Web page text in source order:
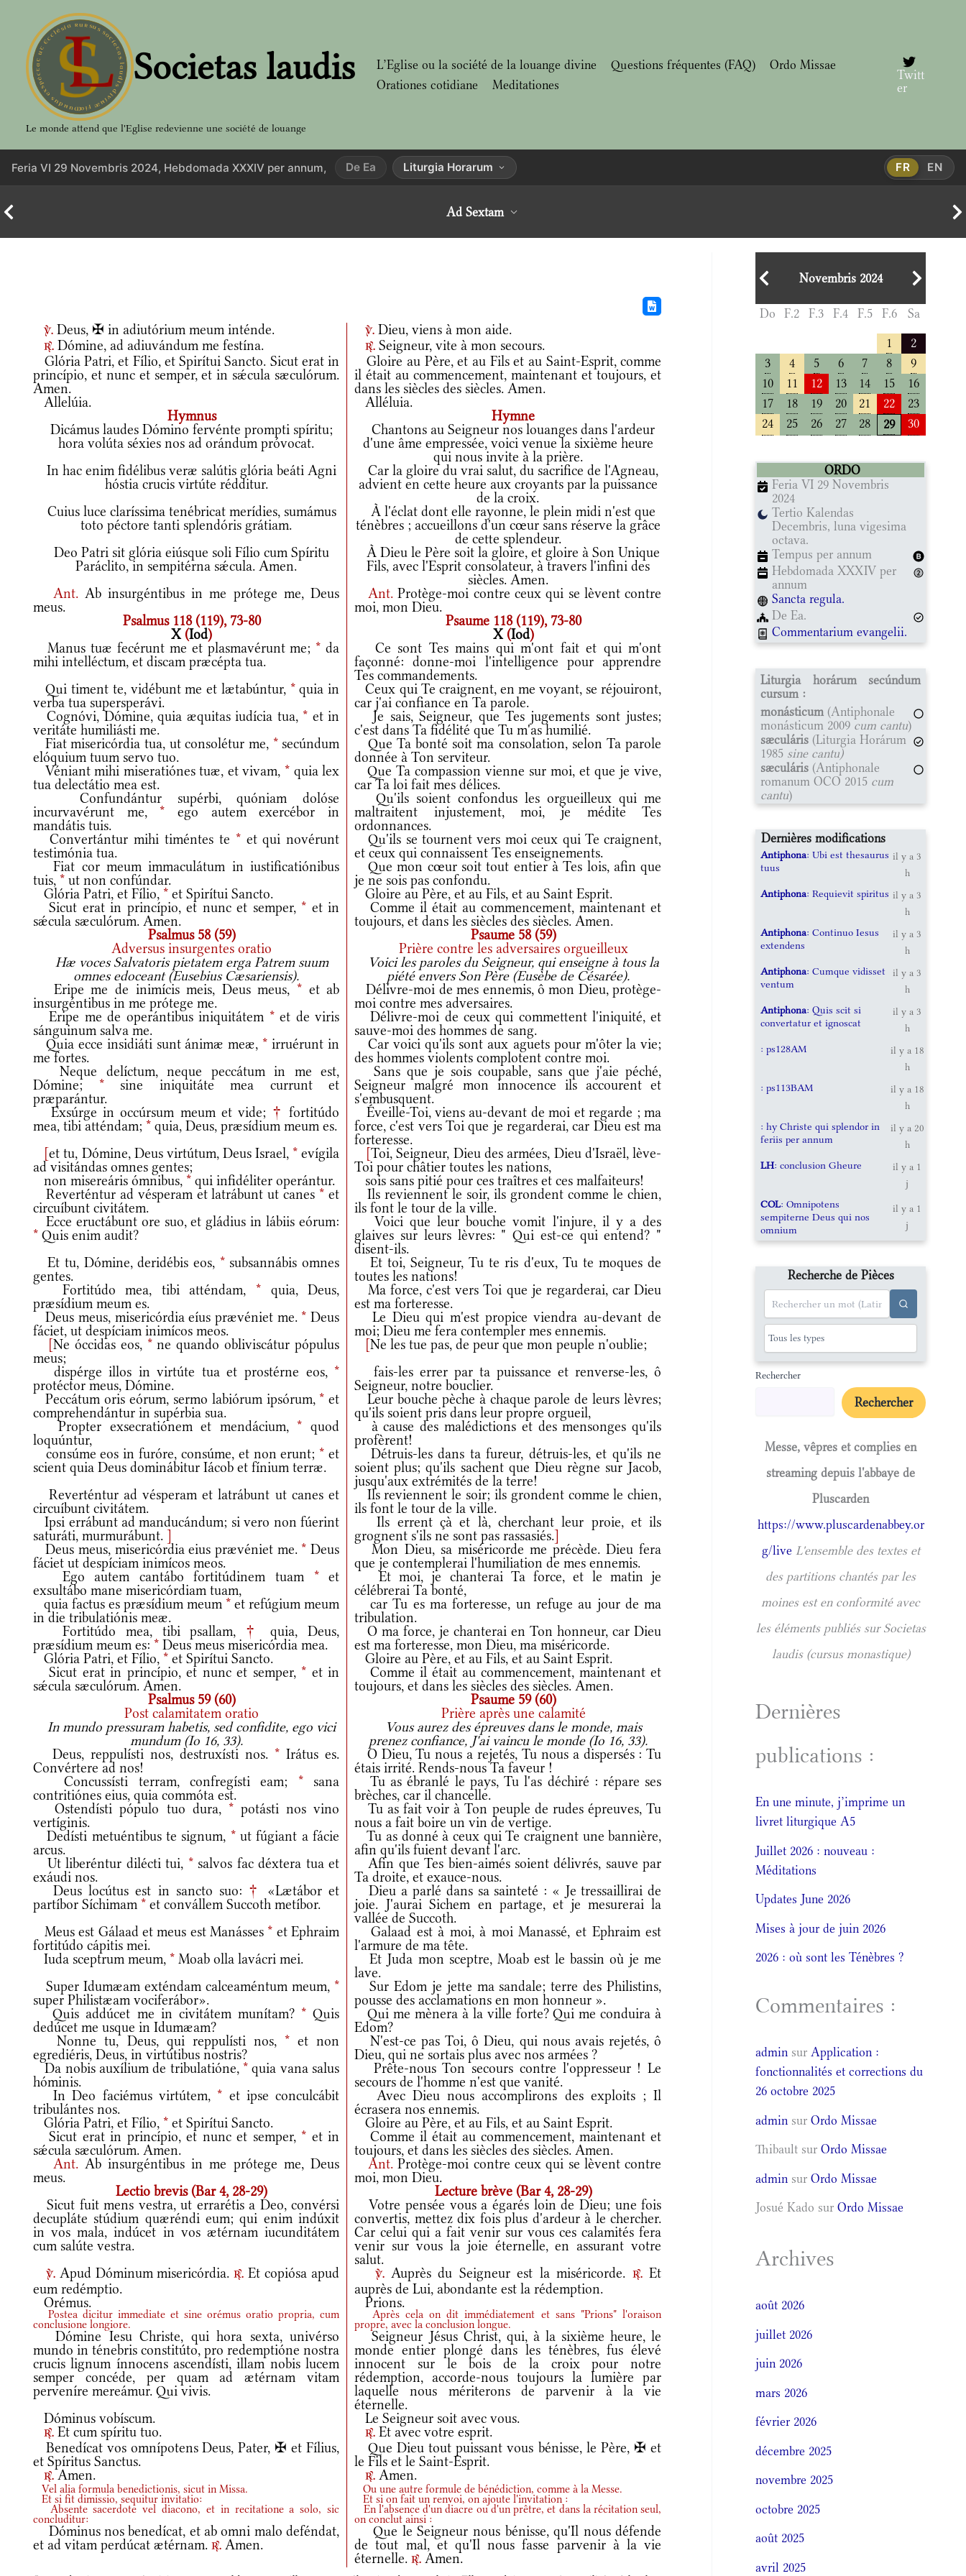
contenu
Societas laudis
Le monde attend que l'Eglise redevienne une société de louange
L’Eglise ou la société de la louange divine Questions fréquentes (FAQ)
Ordo Missae
Orationes cotidiane
Meditationes
Twitt
er
Feria VI 29 Novembris 2024, Hebdomada XXXIV per annum, De Ea Liturgia Horarum FR EN
Ad Sextam
v. Deus, ✠ in adiutórium meum inténde. v. Dieu, viens à mon aide.
r. Dómine, ad adiuvándum me festína. r. Seigneur, vite à mon secours.
Glória Patri, et Fílio, et Spirítui Sancto. Sicut erat in
princípio, et nunc et semper, et in sǽcula sæculórum.
Amen.
Gloire au Père, et au Fils et au Saint-Esprit, comme
il était au commencement, maintenant et toujours, et
dans les siècles des siècles. Amen.
Allelúia.
Alléluia.
Hymnus
Hymne
Dicámus laudes Dómino fervénte prompti spíritu;
hora volúta séxies nos ad orándum próvocat.
Chantons au Seigneur nos louanges dans l'ardeur
d'une âme empressée, voici venue la sixième heure
qui nous invite à la prière.
In hac enim fidélibus veræ salútis glória beáti Agni
hóstia crucis virtúte rédditur.
Car la gloire du vrai salut, du sacrifice de l'Agneau,
advient en cette heure aux croyants par la puissance
de la croix.
Cuius luce claríssima tenébricat merídies, sumámus
toto péctore tanti splendóris grátiam.
À l'éclat dont elle rayonne, le plein midi n'est que
ténèbres ; accueillons d'un cœur sans réserve la grâce
de cette splendeur.
Deo Patri sit glória eiúsque soli Fílio cum Spíritu
Paráclito, in sempitérna sǽcula. Amen.
À Dieu le Père soit la gloire, et gloire à Son Unique
Fils, avec l'Esprit consolateur, à travers l'infini des
siècles. Amen.
Ant. Ab insurgéntibus in me prótege me, Deus
meus.
Ant.Protège-moi contre ceux qui se lèvent contre
moi, mon Dieu.
Psalmus 118 (119), 73-80
Psaume 118 (119), 73-80
X(Iod) X(Iod)
Manus tuæ fecérunt me et plasmavérunt me; * da
mihi intelléctum, et discam præcépta tua.
Ce sont Tes mains qui m'ont fait et qui m'ont
façonné: donne-moi l'intelligence pour apprendre
Tes commandements.
Qui timent te, vidébunt me et lætabúntur, *quia in
verba tua supersperávi.
Ceux qui Te craignent, en me voyant, se réjouiront,
car j'ai confiance en Ta parole.
Cognóvi, Dómine, quia æquitas iudícia tua, * et in
veritáte humiliásti me.
Je sais, Seigneur, que Tes jugements sont justes;
c'est dans Ta fidélité que Tu m'as humilié.
Fiat misericórdia tua, ut consolétur me, *secúndum
elóquium tuum servo tuo.
Que Ta bonté soit ma consolation, selon Ta parole
donnée à Ton serviteur.
Véniant mihi miseratiónes tuæ, et vivam, * quia lex
tua delectátio mea est.
Que Ta compassion vienne sur moi, et que je vive,
car Ta loi fait mes délices.
Confundántur supérbi, quóniam dolóse
incurvavérunt me, * ego autem exercébor in
mandátis tuis.
Qu'ils soient confondus les orgueilleux qui me
maltraitent injustement, moi, je médite Tes
ordonnances.
Convertántur mihi timéntes te *et qui novérunt
testimónia tua.
Qu'ils se tournent vers moi ceux qui Te craignent,
et ceux qui connaissent Tes enseignements.
Fiat cor meum immaculátum in iustificatiónibus
tuis, * ut non confúndar.
Que mon cœur soit tout entier à Tes lois, afin que
je ne sois pas confondu.
Glória Patri, et Fílio, * et Spirítui Sancto.
Gloire au Père, et au Fils, et au Saint Esprit.
Sicut erat in princípio, et nunc et semper, * et in
sǽcula sæculórum. Amen.
Comme il était au commencement, maintenant et
toujours, et dans les siècles des siècles. Amen.
Psalmus 58 (59)
Psaume 58 (59)
Adversus insurgentes oratio
Prière contre les adversaires orgueilleux
Hæ voces Salvatoris pietatem erga Patrem suum
omnes edoceant (Eusebius Cæsariensis).
Voici les paroles du Seigneur, qui enseigne à tous la
piété envers Son Père (Eusèbe de Césarée).
Eripe me de inimícis meis, Deus meus, *et ab
insurgéntibus in me prótege me.
Délivre-moi de mes ennemis, ô mon Dieu, protège-
moi contre mes adversaires.
Eripe me de operántibus iniquitátem *et de viris
sánguinum salva me.
Délivre-moi de ceux qui commettent l'iniquité, et
sauve-moi des hommes de sang.
Quia ecce insidiáti sunt ánimæ meæ, * irruérunt in
me fortes.
Car voici qu'ils sont aux aguets pour m'ôter la vie;
des hommes violents complotent contre moi.
Neque delíctum, neque peccátum in me est,
Dómine; *sine iniquitáte mea currunt et
præparántur.
Sans que je sois coupable, sans que j'aie péché,
Seigneur malgré mon innocence ils accourent et
s'embusquent.
Exsúrge in occúrsum meum et vide; † fortitúdo
mea, tibi atténdam; * quia, Deus, præsídium meum es.
Éveille-Toi, viens au-devant de moi et regarde ; ma
force, c'est vers Toi que je regarderai, car Dieu est ma
forteresse.
[et tu, Dómine, Deus virtútum, Deus Israel, * evígila
ad visitándas omnes gentes;
[Toi, Seigneur, Dieu des armées, Dieu d'Israël, lève-
Toi pour châtier toutes les nations,
non misereáris ómnibus, * qui infidéliter operántur.
sois sans pitié pour ces traîtres et ces malfaiteurs!
Reverténtur ad vésperam et latrábunt ut canes * et
circuíbunt civitátem.
Ils reviennent le soir, ils grondent comme le chien,
ils font le tour de la ville.
Ecce eructábunt ore suo, et gládius in lábiis eórum:
* Quis enim audit?
Voici que leur bouche vomit l'injure, il y a des
glaives sur leurs lèvres: " Qui est-ce qui entend? "
disent-ils.
Et tu, Dómine, deridébis eos, *subsannábis omnes
gentes.
Et toi, Seigneur, Tu te ris d'eux, Tu te moques de
toutes les nations!
Fortitúdo mea, tibi atténdam, * quia, Deus,
præsídium meum es.
Ma force, c'est vers Toi que je regarderai, car Dieu
est ma forteresse.
Deus meus, misericórdia eíus prævéniet me. * Deus
fáciet, ut despíciam inimícos meos.
Le Dieu qui m'est propice viendra au-devant de
moi; Dieu me fera contempler mes ennemis.
[Ne óccidas eos, *ne quando obliviscátur pópulus
meus;
[Ne les tue pas, de peur que mon peuple n'oublie;
dispérge illos in virtúte tua et prostérne eos, *
protéctor meus, Dómine.
fais-les errer par ta puissance et renverse-les, ô
Seigneur, notre bouclier.
Peccátum oris eórum, sermo labiórum ipsórum, * et
comprehendántur in supérbia sua.
Leur bouche pèche à chaque parole de leurs lèvres;
qu'ils soient pris dans leur propre orgueil,
Propter exsecratiónem et mendácium, * quod
loquúntur,
à cause des malédictions et des mensonges qu'ils
profèrent!
consúme eos in furóre, consúme, et non erunt; * et
scient quia Deus dominábitur Iácob et fínium terræ.
Détruis-les dans ta fureur, détruis-les, et qu'ils ne
soient plus; qu'ils sachent que Dieu règne sur Jacob,
jusqu'aux extrémités de la terre!
Reverténtur ad vésperam et latrábunt ut canes et
circuíbunt civitátem.
Ils reviennent le soir; ils grondent comme le chien,
ils font le tour de la ville.
Ipsi errábunt ad manducándum; si vero non fúerint
saturáti, murmurábunt. ]
Ils errent çà et là, cherchant leur proie, et ils
grognent s'ils ne sont pas rassasiés.]
Deus meus, misericórdia eius prævéniet me. * Deus
fáciet ut despíciam inimícos meos.
Mon Dieu, sa miséricorde me précède. Dieu fera
que je contemplerai l'humiliation de mes ennemis.
Ego autem cantábo fortitúdinem tuam *et
exsultábo mane misericórdiam tuam,
Et moi, je chanterai Ta force, et le matin je
célébrerai Ta bonté,
quia factus es præsídium meum * et refúgium meum
in die tribulatiónis meæ.
car Tu es ma forteresse, un refuge au jour de ma
tribulation.
Fortitúdo mea, tibi psallam, †
quia, Deus,
præsídium meum es: * Deus meus misericórdia mea.
O ma force, je chanterai en Ton honneur, car Dieu
est ma forteresse, mon Dieu, ma miséricorde.
Glória Patri, et Fílio, * et Spirítui Sancto.
Gloire au Père, et au Fils, et au Saint Esprit.
Sicut erat in princípio, et nunc et semper, * et in
sǽcula sæculórum. Amen.
Comme il était au commencement, maintenant et
toujours, et dans les siècles des siècles. Amen.
Psalmus 59 (60)
Psaume 59 (60)
Post calamitatem oratio
Prière après une calamité
In mundo pressuram habetis, sed confidite, ego vici
mundum (Io 16, 33).
Vous aurez des épreuves dans le monde, mais
prenez confiance, J'ai vaincu le monde (Io 16, 33).
Deus, reppulísti nos, destruxísti nos. * Irátus es.
Convértere ad nos!
O Dieu, Tu nous a rejetés, Tu nous a dispersés : Tu
étais irrité. Rends-nous Ta faveur !
Concussísti terram, confregísti eam; *sana
contritiónes eius, quia commóta est.
Tu as ébranlé le pays, Tu l'as déchiré : répare ses
brèches, car il chancelle.
Ostendísti pópulo tuo dura, *potásti nos vino
vertíginis.
Tu as fait voir à Ton peuple de rudes épreuves, Tu
nous a fait boire un vin de vertige.
Dedísti metuéntibus te signum, *ut fúgiant a fácie
arcus.
Tu as donné à ceux qui Te craignent une bannière,
afin qu'ils fuient devant l'arc.
Ut liberéntur dilécti tui, *salvos fac déxtera tua et
exáudi nos.
Afin que Tes bien-aimés soient délivrés, sauve par
Ta droite, et exauce-nous.
Deus locútus est in sancto suo: †
«Lætábor et
partíbor Síchimam * et convállem Succoth metíbor.
Dieu a parlé dans sa sainteté : « Je tressaillirai de
joie. J'aurai Sichem en partage, et je mesurerai la
vallée de Succoth.
Meus est Gálaad et meus est Manásses * et Ephraim
fortitúdo cápitis mei.
Galaad est à moi, à moi Manassé, et Ephraim est
l'armure de ma tête.
Iuda sceptrum meum, * Moab olla lavácri mei.
Et Juda mon sceptre, Moab est le bassin où je me
lave.
Super Idumæam exténdam calceaméntum meum, *
super Philistæam vociferábor».
Sur Edom je jette ma sandale; terre des Philistins,
pousse des acclamations en mon honneur ».
Quis addúcet me in civitátem munítam? * Quis
dedúcet me usque in Idumæam?
Qui me mènera à la ville forte? Qui me conduira à
Edom?
Nonne tu, Deus, qui reppulísti nos, *et non
egrediéris, Deus, in virtútibus nostris?
N'est-ce pas Toi, ô Dieu, qui nous avais rejetés, ô
Dieu, qui ne sortais plus avec nos armées ?
Da nobis auxílium de tribulatióne, * quia vana salus
hóminis.
Prête-nous Ton secours contre l'oppresseur ! Le
secours de l'homme n'est que vanité.
In Deo faciémus virtútem, * et ipse conculcábit
tribulántes nos.
Avec Dieu nous accomplirons des exploits ; Il
écrasera nos ennemis.
Glória Patri, et Fílio, * et Spirítui Sancto.
Gloire au Père, et au Fils, et au Saint Esprit.
Sicut erat in princípio, et nunc et semper, * et in
sǽcula sæculórum. Amen.
Comme il était au commencement, maintenant et
toujours, et dans les siècles des siècles. Amen.
Ant. Ab insurgéntibus in me prótege me, Deus
meus.
Ant.Protège-moi contre ceux qui se lèvent contre
moi, mon Dieu.
Lectio brevis (Bar 4, 28-29)
Lecture brève (Bar 4, 28-29)
Sicut fuit mens vestra, ut errarétis a Deo, convérsi
decupláte stúdium quæréndi eum; qui enim indúxit
in vos mala, indúcet in vos ætérnam iucunditátem
cum salúte vestra.
Votre pensée vous a égarés loin de Dieu; une fois
convertis, mettez dix fois plus d'ardeur à le chercher.
Car celui qui a fait venir sur vous ces calamités fera
venir sur vous la joie éternelle, en assurant votre
salut.
v.Apud Dóminum misericórdia.r. Et copiósa apud
eum redémptio.
v.Auprès du Seigneur est la miséricorde. r.Et
auprès de Lui, abondante est la rédemption.
Orémus.
Prions.
Postea dicitur immediate et sine orémus oratio propria, cum
conclusione longiore.
Après cela on dit immédiatement et sans "Prions" l'oraison
propre, avec la conclusion longue.
Dómine Iesu Christe, qui hora sexta, univérso
mundo in ténebris constitúto, pro redemptióne nostra
crucis lignum ínnocens ascendísti, illam nobis lucem
semper concéde, per quam ad ætérnam vitam
perveníre mereámur. Qui vivis.
Seigneur Jésus Christ, qui, à la sixième heure, le
monde entier plongé dans les ténèbres, fus élevé
innocent sur le bois de la croix pour notre
rédemption, accorde-nous toujours la lumière par
laquelle nous mériterons de parvenir à la vie
éternelle.
Dóminus vobíscum.
Le Seigneur soit avec vous.
r. Et cum spíritu tuo. r. Et avec votre esprit.
Benedícat vos omnípotens Deus, Pater, ✠ et Fílius,
et Spíritus Sanctus.
Que Dieu tout puissant vous bénisse, le Père, ✠ et
le Fils et le Saint-Esprit.
r.Amen. r. Amen.
Vel alia formula benedictionis, sicut in Missa. Ou une autre formule de bénédiction, comme à la Messe.
Et si fit dimissio, sequitur invitatio: Et si on fait un renvoi, on ajoute l'invitation :
Absente sacerdote vel diacono, et in recitatione a solo, sic
concluditur:
En l'absence d'un diacre ou d'un prêtre, et dans la récitation seul,
on conclut ainsi :
Dóminus nos benedícat, et ab omni malo deféndat,
et ad vitam perdúcat ætérnam. r. Amen.
Que le Seigneur nous bénisse, qu'Il nous défende
de tout mal, et qu'Il nous fasse parvenir à la vie
éternelle.r. Amen.
Novembris 2024
Do F.2 F.3 F.4 F.5 F.6 Sa
1
2
3
4 5 6 7 8
9
10
11 12 13 14 15
16
17
18 19 20 21 22
23
24
25 26 27 28 29 30
ORDO
Feria VI 29 Novembris
2024
Tertio Kalendas
Decembris, luna vigesima
octava.
Tempus per annum
Hebdomada XXXIV per
annum
Sancta regula.
De Ea.
Commentarium evangelii.
Liturgia horárum secúndum
cursum :
monásticum (Antiphonale
monásticum 2009 cum cantu)
sæculáris (Liturgia Horárum
1985 sine cantu)
sæculáris (Antiphonale
romanum OCO 2015 cum
cantu)
Dernières modifications
Antiphona: Ubi est thesaurus
tuus
il y a 3
h
Antiphona: Requievit spiritus il y a 3
h
Antiphona: Continuo Iesus
extendens
il y a 3
h
Antiphona: Cumque vidisset
ventum
il y a 3
h
Antiphona: Quis scit si
convertatur et ignoscat
il y a 3
h
: ps128AM
il y a 18
h
: ps113BAM
il y a 18
h
: hy Christe qui splendor in
feriis per annum
il y a 20
h
LH: conclusion Gheure
il y a 1
j
COL: Omnipotens
sempiterne Deus qui nos
omnium
il y a 1
j
Recherche de Pièces
Rechercher
Rechercher
Messe, vêpres et complies en
streaming depuis l'abbaye de
Pluscarden
https://www.pluscardenabbey.or
g/live L'ensemble des textes et
des partitions chantés par les
moines est en conformité avec
les éléments publiés sur Societas
laudis (cursus monastique)
Dernières
publications :
En une minute, j’imprime un
livret liturgique A5
Juillet 2026 : nouveau :
Méditations
Updates June 2026
Mises à jour de juin 2026
2026 : où sont les Ténèbres ?
Commentaires :
admin surApplication :
fonctionnalités et corrections du
26 octobre 2025
admin surOrdo Missae
Thibault surOrdo Missae
admin surOrdo Missae
Josué Kado surOrdo Missae
Archives
août 2026
juillet 2026
juin 2026
mars 2026
février 2026
décembre 2025
novembre 2025
octobre 2025
août 2025
avril 2025